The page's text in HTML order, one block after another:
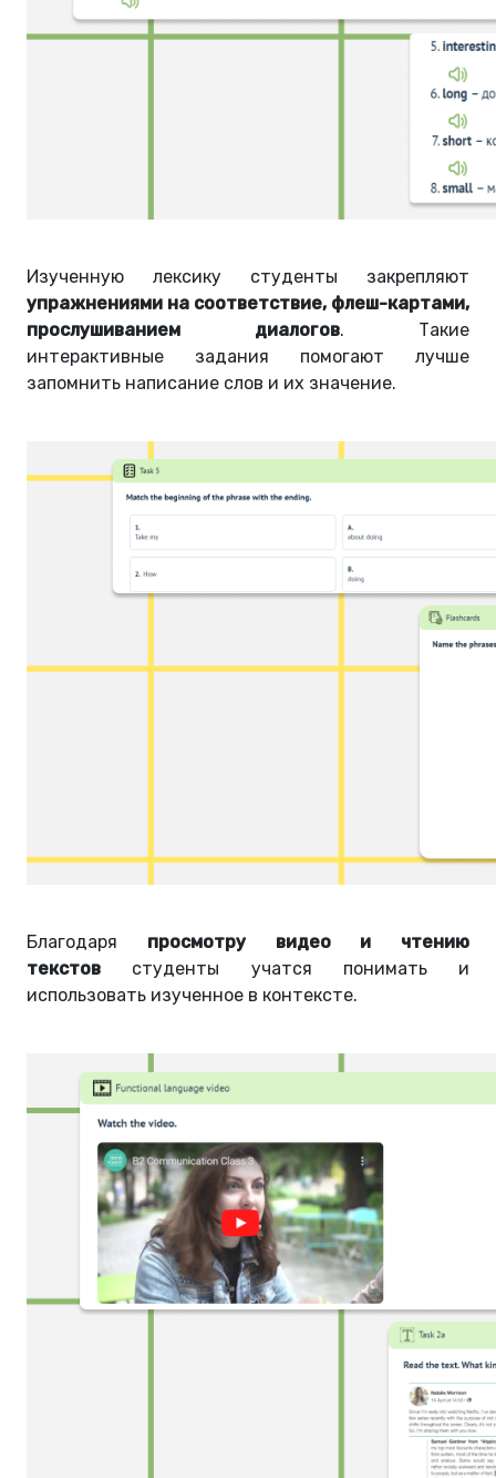
Изученную лексику студенты закрепляют
упражнениями на соответствие, флеш-картами,
прослушиванием диалогов. Такие
интерактивные задания помогают лучше
запомнить написание слов и их значение.
Благодаря просмотру видео и чтению
текстов студенты учатся понимать и
использовать изученное в контексте.